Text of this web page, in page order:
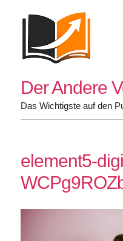
Der Andere
Das Wichtigste auf den
element5-